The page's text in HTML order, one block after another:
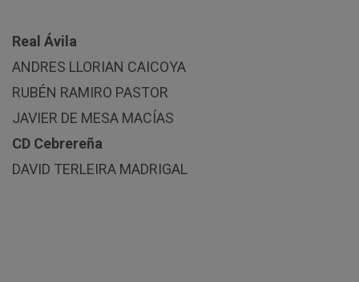
Real Ávila
ANDRES LLORIAN CAICOYA
RUBÉN RAMIRO PASTOR
JAVIER DE MESA MACÍAS
CD Cebrereña
DAVID TERLEIRA MADRIGAL